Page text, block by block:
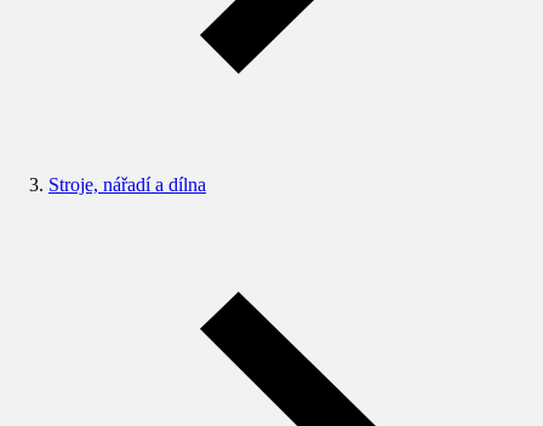
Stroje, nářadí a dílna